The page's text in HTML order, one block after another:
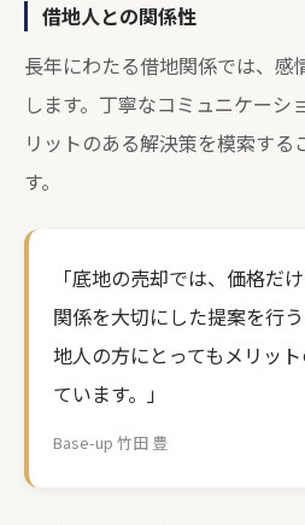
借地人との関係性
長年にわたる借地関係では、感
します。丁寧なコミュニケーシ
リットのある解決策を模索する
す。
「底地の売却では、価格だ
関係を大切にした提案を行
地人の方にとってもメリッ
ています。」
Base-up 竹田 豊